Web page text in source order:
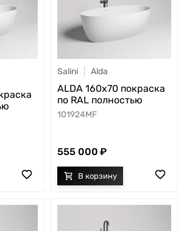
Salini Alda
ALDA 160x70 покраска
по RAL полностью
101924MF
555 000